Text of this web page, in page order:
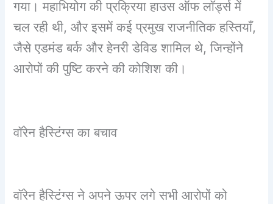
गया। महाभियोग की प्रक्रिया हाउस ऑफ लॉर्ड्स में
चल रही थी, और इसमें कई प्रमुख राजनीतिक हस्तियाँ,
जैसे एडमंड बर्क और हेनरी डेविड शामिल थे, जिन्होंने
आरोपों की पुष्टि करने की कोशिश की।
वॉरेन हैस्टिंग्स का बचाव
वॉरेन हैस्टिंग्स ने अपने ऊपर लगे सभी आरोपों को